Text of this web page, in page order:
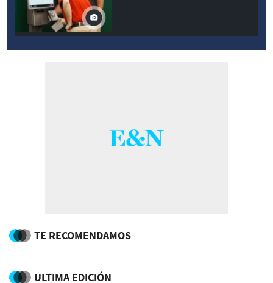
TE RECOMENDAMOS
ULTIMA EDICIÓN